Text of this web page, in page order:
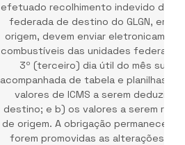
efetuado recolhimento indevido do
federada de destino do GLGN, em
origem, devem enviar
combustíveis das unidades
3º (terceiro) dia útil do mês
acompanhada de tabela e planilhas
valores de ICMS a serem
destino; e b) os valores a serem
de origem. A obrigação permanece
forem promovidas as alterações no